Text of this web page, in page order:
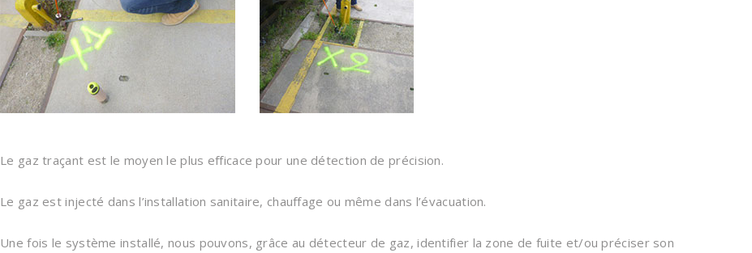
Le gaz traçant est le moyen le plus efficace pour une détection de précision.
Le gaz est injecté dans l’installation sanitaire, chauffage ou même dans l’évacuation.
Une fois le système installé, nous pouvons, grâce au détecteur de gaz, identifier la zone de fuite et/ou préciser son